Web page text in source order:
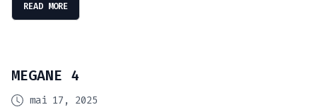
READ MORE
MEGANE 4
mai 17, 2025